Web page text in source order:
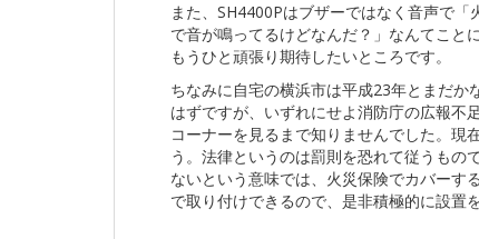
また、SH4400Pはブザーではなく音声で
で音が鳴ってるけどなんだ？」なんてこと
もうひと頑張り期待したいところです。
ちなみに自宅の横浜市は平成23年とまだか
はずですが、いずれにせよ消防庁の広報
コーナーを見るまで知りませんでした。現
う。法律というのは罰則を恐れて従うもの
ないという意味では、火災保険でカバーす
で取り付けできるので、是非積極的に設置